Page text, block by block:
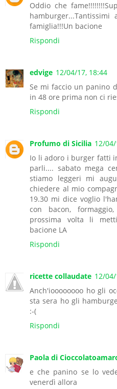
Oddio che
famiglia!!!Un bacione
Rispondi
edvige 12/04/17, 18:44
Se mi faccio un panino
in 48 ore prima non ci
Rispondi
Profumo di Sicilia 12/
Io li adoro i burger fatti
parli.... sabato mega
stiamo leggeri mi
chiedere al mio
19.30 mi dice voglio
con bacon,
prossima volta li
bacione LA
Rispondi
ricette collaudate 12/
Anch'ioooooooo ho gli
sta sera ho gli
:-(
Rispondi
Paola di
e che panino se lo
venerdì allora